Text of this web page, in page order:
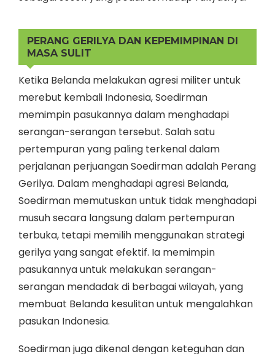
PERANG GERILYA DAN KEPEMIMPINAN DI
MASA SULIT
Ketika Belanda melakukan agresi militer untuk
merebut kembali Indonesia, Soedirman
memimpin pasukannya dalam menghadapi
serangan-serangan tersebut. Salah satu
pertempuran yang paling terkenal dalam
perjalanan perjuangan Soedirman adalah Perang
Gerilya. Dalam menghadapi agresi Belanda,
Soedirman memutuskan untuk tidak menghadapi
musuh secara langsung dalam pertempuran
terbuka, tetapi memilih menggunakan strategi
gerilya yang sangat efektif. Ia memimpin
pasukannya untuk melakukan serangan-
serangan mendadak di berbagai wilayah, yang
membuat Belanda kesulitan untuk mengalahkan
pasukan Indonesia.
Soedirman juga dikenal dengan keteguhan dan